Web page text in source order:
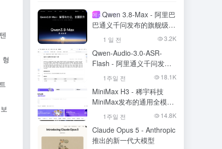
메소-(화학)
Qwen 3.8-Max - 阿里巴
巴通义千问发布的旗舰级大
模型1 일 전 3.2K
Qwen-Audio-3.0-ASR-
Flash - 阿里通义千问发布
的语音识别大模型
1주일 전 18.1K
MiniMax H3 - 稀宇科技
MiniMax发布的通用全模态
生成模型
1주일 전 14.8K
Claude Opus 5 - Anthropic
推出的新一代大模型